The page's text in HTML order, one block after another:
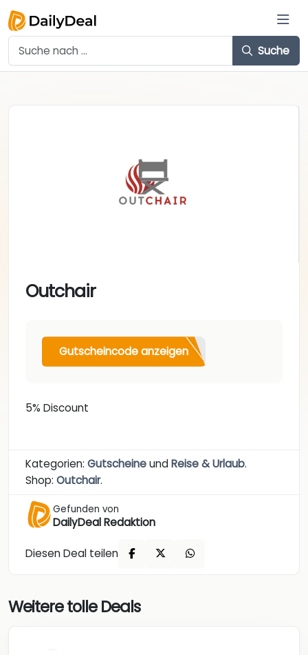
Suche
Outchair
Gutscheincode anzeigen
5% Discount
Kategorien: GutscheineundReise & Urlaub.
Shop: Outchair.
Gefunden von
DailyDeal Redaktion
Diesen Deal teilen
Weitere tolle Deals